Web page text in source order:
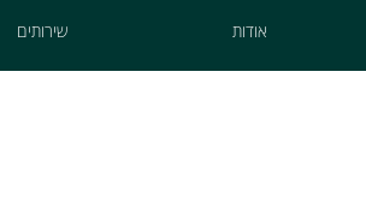
אודות שירותים